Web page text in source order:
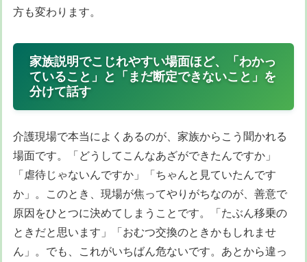
方も変わります。
家族説明でこじれやすい場面ほど、「わかっ
ていること」と「まだ断定できないこと」を
分けて話す
介護現場で本当によくあるのが、家族からこう聞かれる
場面です。「どうしてこんなあざができたんですか」
「虐待じゃないんですか」「ちゃんと見ていたんです
か」。このとき、現場が焦ってやりがちなのが、善意で
原因をひとつに決めてしまうことです。「たぶん移乗の
ときだと思います」「おむつ交換のときかもしれませ
ん」。でも、これがいちばん危ないです。あとから違っ